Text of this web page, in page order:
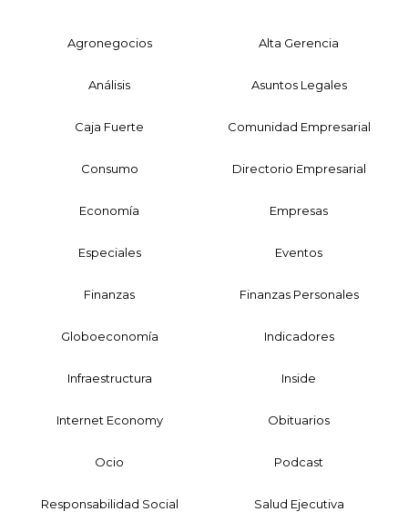
Agronegocios Alta Gerencia
Análisis Asuntos Legales
Caja Fuerte Comunidad Empresarial
Consumo Directorio Empresarial
Economía Empresas
Especiales Eventos
Finanzas Finanzas Personales
Globoeconomía Indicadores
Infraestructura Inside
Internet Economy Obituarios
Ocio Podcast
Responsabilidad Social Salud Ejecutiva